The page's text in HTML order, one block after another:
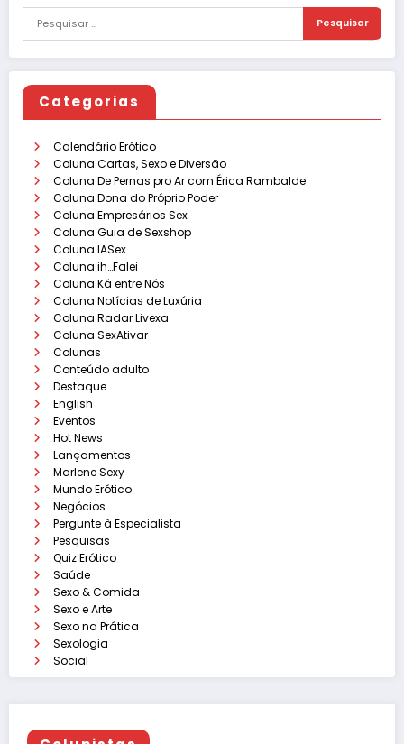
Categorias
Calendário Erótico
Coluna Cartas, Sexo e Diversão
Coluna De Pernas pro Ar com Érica Rambalde
Coluna Dona do Próprio Poder
Coluna Empresários Sex
Coluna Guia de Sexshop
Coluna IASex
Coluna ih…Falei
Coluna Ká entre Nós
Coluna Notícias de Luxúria
Coluna Radar Livexa
Coluna SexAtivar
Colunas
Conteúdo adulto
Destaque
English
Eventos
Hot News
Lançamentos
Marlene Sexy
Mundo Erótico
Negócios
Pergunte à Especialista
Pesquisas
Quiz Erótico
Saúde
Sexo & Comida
Sexo e Arte
Sexo na Prática
Sexologia
Social